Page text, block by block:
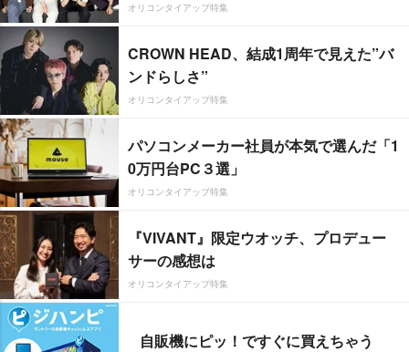
オリコンタイアップ特集
CROWN HEAD、結成1周年で見えた”バ
ンドらしさ”
オリコンタイアップ特集
パソコンメーカー社員が本気で選んだ「1
0万円台PC３選」
オリコンタイアップ特集
『VIVANT』限定ウオッチ、プロデュー
サーの感想は
オリコンタイアップ特集
自販機にピッ！ですぐに買えちゃう